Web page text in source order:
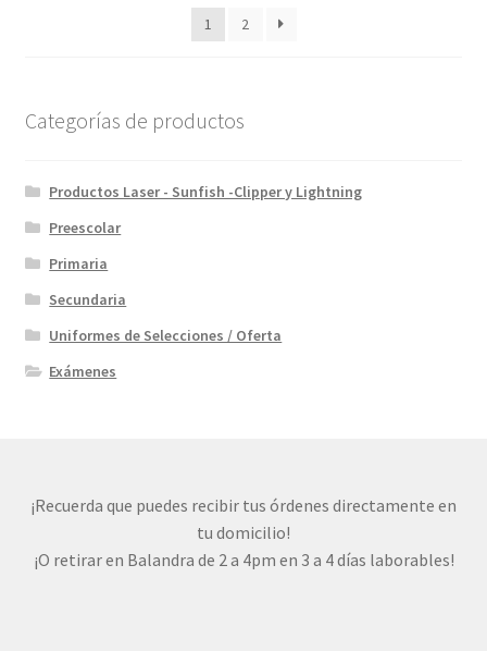
1 2
Categorías de productos
Productos Laser - Sunfish -Clipper y Lightning
Preescolar
Primaria
Secundaria
Uniformes de Selecciones / Oferta
Exámenes
¡Recuerda que puedes recibir tus órdenes directamente en
tu domicilio!
¡O retirar en Balandra de 2 a 4pm en 3 a 4 días laborables!